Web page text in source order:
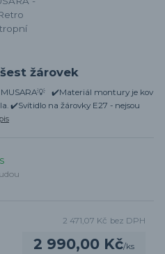
žárovek
MUSARA💡 ✔️Materiál montury je kov
✔️Svítidlo na žárovky E27 - nejsou
2 990,00 Kč/ks
2 471,07 Kč bez DPH